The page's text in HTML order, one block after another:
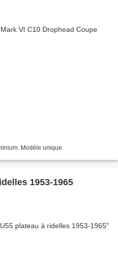
Modèle unique.
1953-1965